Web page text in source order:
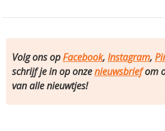
Volg ons opFacebook, Instagram,
schrijf je in op onzenieuwsbriefom
van alle nieuwtjes!